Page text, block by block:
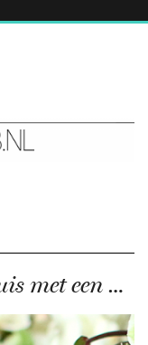
met een …